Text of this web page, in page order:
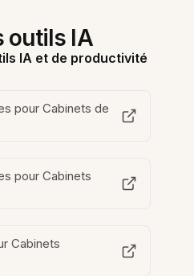
outils IA
IA et de productivité
pour Cabinets de
pour Cabinets
Cabinets